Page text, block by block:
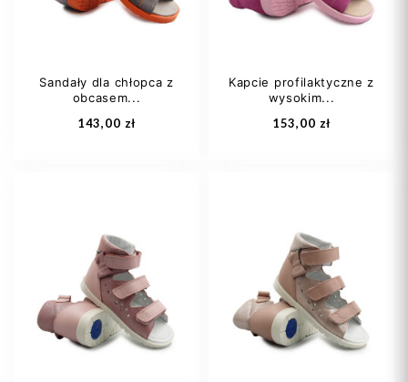
Dodaj do koszyka Dodaj do koszyka
Sandały dla chłopca z
obcasem...
143,00 zł
24
28
29 +2
Kapcie profilaktyczne z
wysokim...
153,00 zł
32